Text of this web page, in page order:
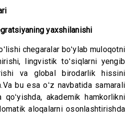
yaxshilanishi
chegaralar boʻylab muloqotni
lingvistik toʻsiqlarni yengib
va global birodarlik hissini
bu esa oʻz navbatida samarali
akademik hamkorlikni
aloqalarni osonlashtirishda